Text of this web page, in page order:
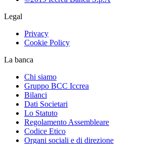
Legal
Privacy
Cookie Policy
La banca
Chi siamo
Gruppo BCC Iccrea
Bilanci
Dati Societari
Lo Statuto
Regolamento Assembleare
Codice Etico
Organi sociali e di direzione